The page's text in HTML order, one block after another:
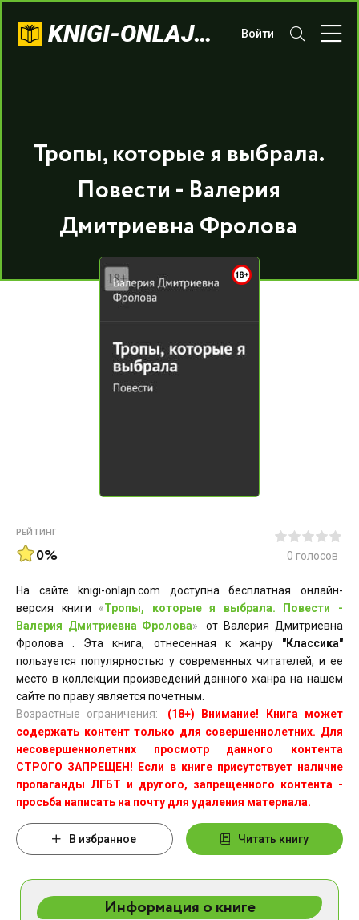
KNIGI-ONLAJN.COM Войти
Тропы, которые я выбрала.
Повести - Валерия
Дмитриевна Фролова
РЕЙТИНГ
0% 0 голосов
На сайте knigi-onlajn.com доступна бесплатная онлайн-
версия книги «Тропы, которые я выбрала. Повести -
Валерия Дмитриевна Фролова»
от Валерия Дмитриевна
Фролова . Эта книга, отнесенная к жанру "Классика"
пользуется популярностью у современных читателей, и ее
место в коллекции произведений данного жанра на нашем
сайте по праву является почетным.
Возрастные ограничения:
(18+) Внимание! Книга может
содержать контент только для совершеннолетних. Для
несовершеннолетних просмотр данного контента
СТРОГО ЗАПРЕЩЕН! Если в книге присутствует наличие
пропаганды ЛГБТ и другого, запрещенного контента -
просьба написать на почту для удаления материала.
В избранное Читать книгу
Информация о книге